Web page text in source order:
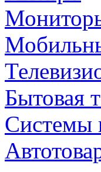
Бытовая
Cистемы